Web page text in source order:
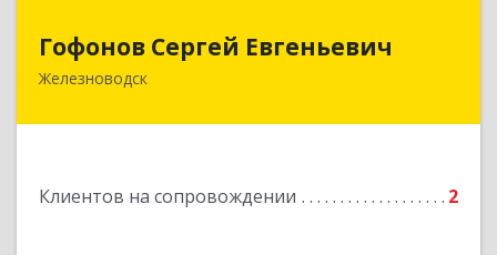
Гофонов Сергей Евгеньевич
Железноводск
Клиентов на сопровождении 2
Гофонов Сергей Евгеньевич